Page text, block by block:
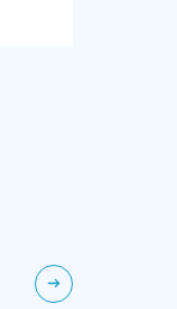
Lawyers acted
seeking the